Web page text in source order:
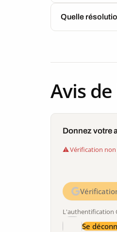
Quelle
Avis
Donnez votre
Vérification
L'authentification
Se